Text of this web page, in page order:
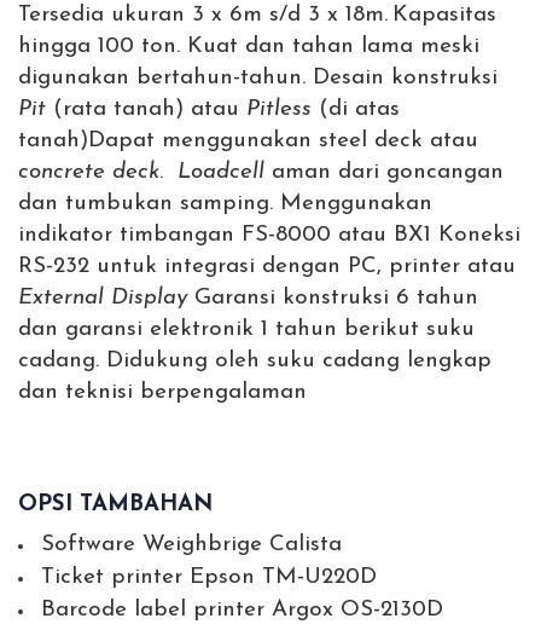
Tersedia ukuran 3 x 6m s/d 3 x 18m. Kapasitas
hingga 100 ton. Kuat dan tahan lama meski
digunakan bertahun-tahun. Desain konstruksi
Pit (rata tanah) atau Pitless (di atas
tanah)Dapat menggunakan steel deck atau
concrete deck. Loadcell aman dari goncangan
dan tumbukan samping. Menggunakan
indikator timbangan FS-8000 atau BX1 Koneksi
RS-232 untuk integrasi dengan PC, printer atau
External Display Garansi konstruksi 6 tahun
dan garansi elektronik 1 tahun berikut suku
cadang. Didukung oleh suku cadang lengkap
dan teknisi berpengalaman
OPSI TAMBAHAN
Software Weighbrige Calista
Ticket printer Epson TM-U220D
Barcode label printer Argox OS-2130D